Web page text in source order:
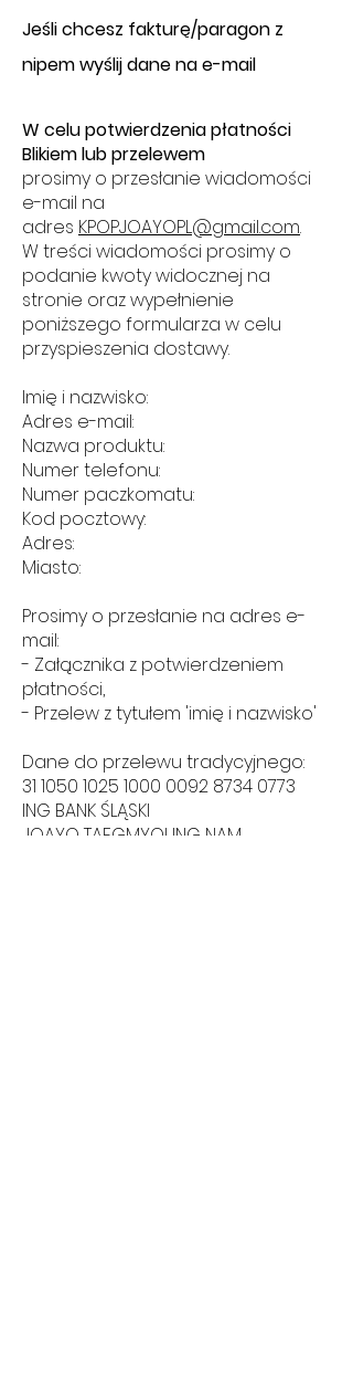
​Jeśli chcesz fakturę/paragon z
nipem wyślij dane na e-mail
W celu potwierdzenia płatności
Blikiem lub przelewem
prosimy o przesłanie wiadomości
e-mail na
adres KPOPJOAYOPL@gmail.com.
W treści wiadomości prosimy o
podanie kwoty widocznej na
stronie oraz wypełnienie
poniższego formularza w celu
przyspieszenia dostawy.
Imię i nazwisko:
Adres e-mail:
Nazwa produktu:
Numer telefonu:
Numer paczkomatu:
Kod pocztowy:
Adres:
Miasto:
Prosimy o przesłanie na adres e-
mail:
- Załącznika z potwierdzeniem
płatności,
- Przelew z tytułem 'imię i nazwisko'
Dane do przelewu tradycyjnego:
31 1050 1025 1000 0092 8734 0773
ING BANK ŚLĄSKI
JOAYO TAEGMYOUNG NAM